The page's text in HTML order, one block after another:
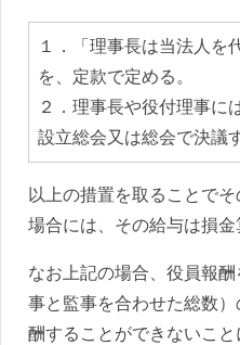
１．「理事長は当法人を
を、定款で定める。
２．理事長や役付理事に
設立総会又は総会で決議
以上の措置を取ることで
場合には、その給与は損金
なお上記の場合、役員報
事と監事を合わせた総数
酬することができないこと